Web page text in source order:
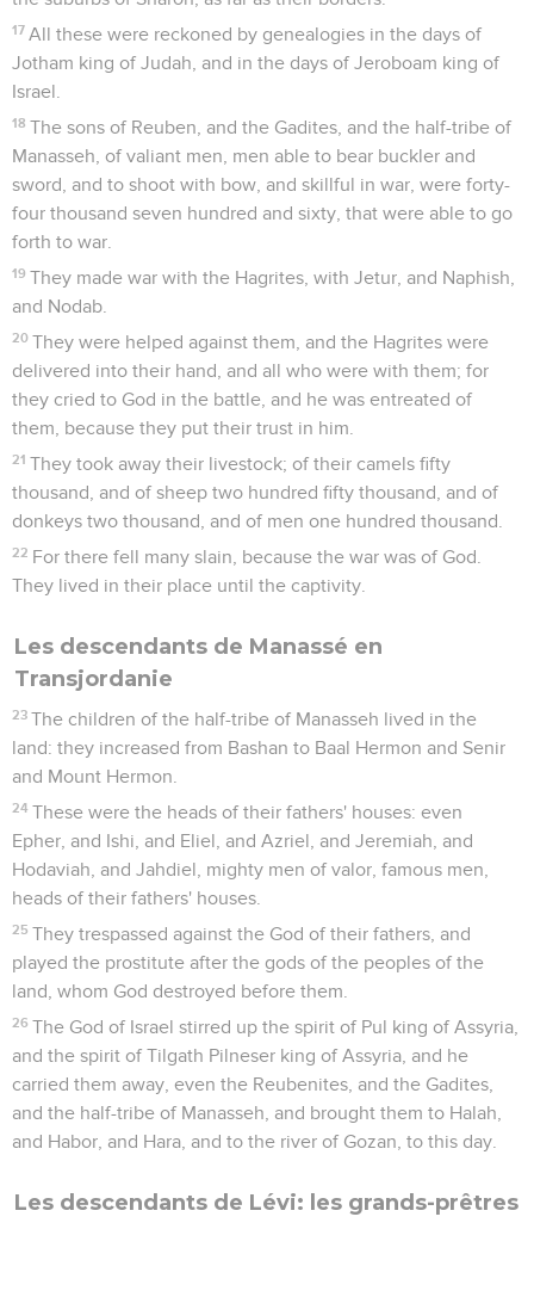
17 All these were reckoned by genealogies in the days of
Jotham king of Judah, and in the days of Jeroboam king of
Israel.
18 The sons of Reuben, and the Gadites, and the half-tribe of
Manasseh, of valiant men, men able to bear buckler and
sword, and to shoot with bow, and skillful in war, were forty-
four thousand seven hundred and sixty, that were able to go
forth to war.
19 They made war with the Hagrites, with Jetur, and Naphish,
and Nodab.
20 They were helped against them, and the Hagrites were
delivered into their hand, and all who were with them; for
they cried to God in the battle, and he was entreated of
them, because they put their trust in him.
21 They took away their livestock; of their camels fifty
thousand, and of sheep two hundred fifty thousand, and of
donkeys two thousand, and of men one hundred thousand.
22 For there fell many slain, because the war was of God.
They lived in their place until the captivity.
Les descendants de Manassé en
Transjordanie
23 The children of the half-tribe of Manasseh lived in the
land: they increased from Bashan to Baal Hermon and Senir
and Mount Hermon.
24 These were the heads of their fathers' houses: even
Epher, and Ishi, and Eliel, and Azriel, and Jeremiah, and
Hodaviah, and Jahdiel, mighty men of valor, famous men,
heads of their fathers' houses.
25 They trespassed against the God of their fathers, and
played the prostitute after the gods of the peoples of the
land, whom God destroyed before them.
26 The God of Israel stirred up the spirit of Pul king of Assyria,
and the spirit of Tilgath Pilneser king of Assyria, and he
carried them away, even the Reubenites, and the Gadites,
and the half-tribe of Manasseh, and brought them to Halah,
and Habor, and Hara, and to the river of Gozan, to this day.
Les descendants de Lévi: les grands-prêtres